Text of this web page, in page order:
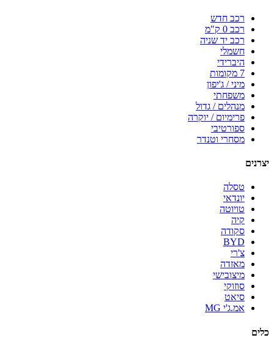
רכב חדש
רכב 0 ק"מ
רכב יד שניה
חשמלי
היברידי
7 מקומות
מיני / ג'יפון
משפחתי
מנהלים / גדול
פרימיום / יוקרה
ספורטיבי
מסחרי וטנדר
יצרנים
טסלה
יונדאי
טויוטה
קיה
סקודה
BYD
צ'רי
מאזדה
מיצובישי
סוזוקי
סיאט
אמ.ג'י MG
כלים